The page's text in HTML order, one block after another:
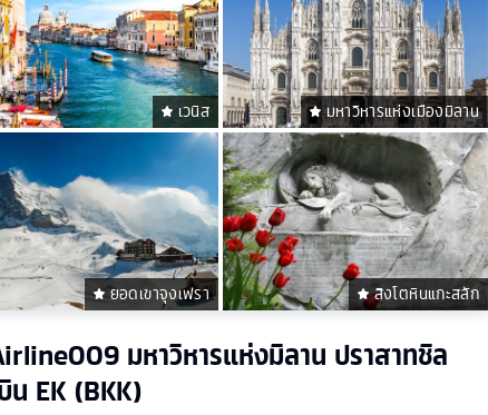
เวนิส มหาวิหารแห่งเมืองมิลาน
ยอดเขาจุงเฟรา สิงโตหินแกะสลัก
มหาวิหารแห่งมิลาน ปราสาทชิล
EK (BKK)